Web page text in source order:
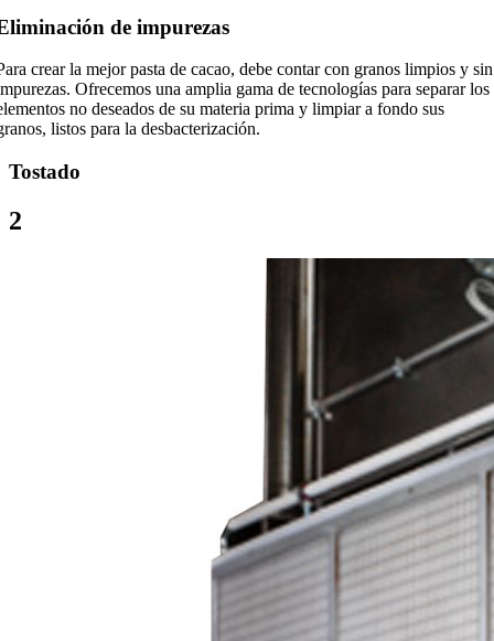
de impurezas
crear la mejor pasta de cacao, debe contar con granos limpios y sin
Ofrecemos una amplia gama de tecnologías para separar los
no deseados de su materia prima y limpiar a fondo sus
listos para la desbacterización.
Tostado
2